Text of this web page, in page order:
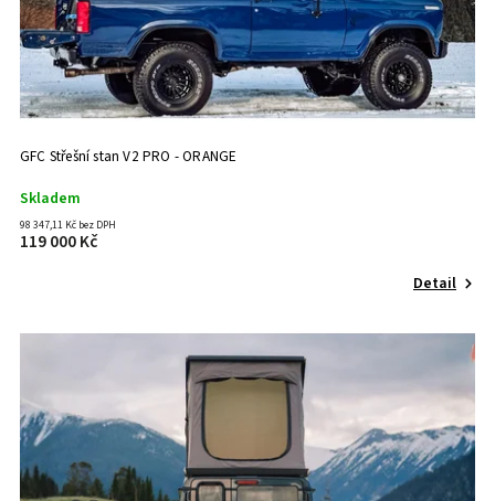
GFC Střešní stan V2 PRO - ORANGE
Skladem
98 347,11 Kč bez DPH
119 000 Kč
Detail